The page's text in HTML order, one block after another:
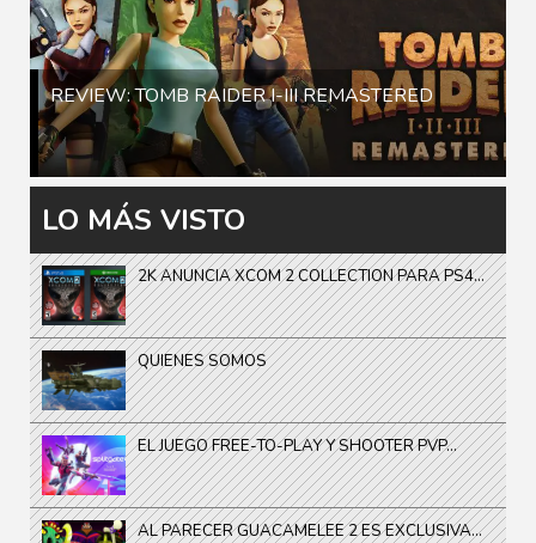
REVIEW: TOMB RAIDER I-III REMASTERED
LO MÁS VISTO
2K ANUNCIA XCOM 2 COLLECTION PARA PS4...
QUIENES SOMOS
EL JUEGO FREE-TO-PLAY Y SHOOTER PVP...
AL PARECER GUACAMELEE 2 ES EXCLUSIVA...